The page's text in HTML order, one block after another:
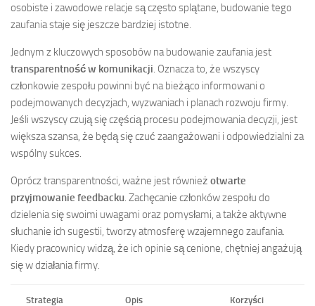
osobiste i zawodowe relacje są często splątane, budowanie tego
zaufania staje się jeszcze bardziej istotne.
Jednym z kluczowych sposobów na budowanie zaufania jest
transparentność w komunikacji. Oznacza to, że wszyscy
członkowie zespołu powinni być na bieżąco informowani o
podejmowanych decyzjach, wyzwaniach i planach rozwoju firmy.
Jeśli wszyscy czują się częścią procesu podejmowania decyzji, jest
większa szansa, że będą się czuć zaangażowani i odpowiedzialni za
wspólny sukces.
Oprócz transparentności, ważne jest również otwarte
przyjmowanie feedbacku. Zachęcanie członków zespołu do
dzielenia się swoimi uwagami oraz pomysłami, a także aktywne
słuchanie ich sugestii, tworzy atmosferę wzajemnego zaufania.
Kiedy pracownicy widzą, że ich opinie są cenione, chętniej angażują
się w działania firmy.
Strategia Opis Korzyści